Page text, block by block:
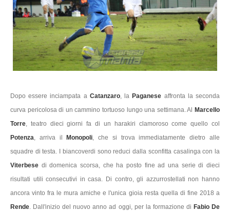
Dopo essere inciampata a Catanzaro, la Paganese affronta la seconda
curva pericolosa di un cammino tortuoso lungo una settimana. Al
Marcello
Torre, teatro dieci giorni fa di un harakiri clamoroso come quello col
Potenza, arriva il Monopoli, che si trova immediatamente dietro alle
squadre di testa. I biancoverdi sono reduci dalla sconfitta casalinga con la
Viterbese di domenica scorsa, che ha posto fine ad una serie di dieci
risultati utili consecutivi in casa. Di contro, gli azzurrostellati non hanno
ancora vinto fra le mura amiche e l'unica gioia resta quella di fine 2018 a
Rende. Dall'inizio del nuovo anno ad oggi, per la formazione di Fabio De